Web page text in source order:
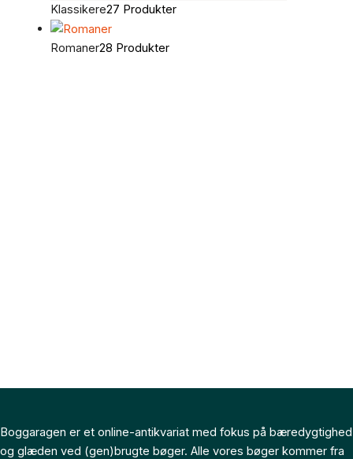
Klassikere27 Produkter
Romaner28 Produkter
Boggaragen er et online-antikvariat med fokus på bæredygtighed
og glæden ved (gen)brugte bøger. Alle vores bøger kommer fra